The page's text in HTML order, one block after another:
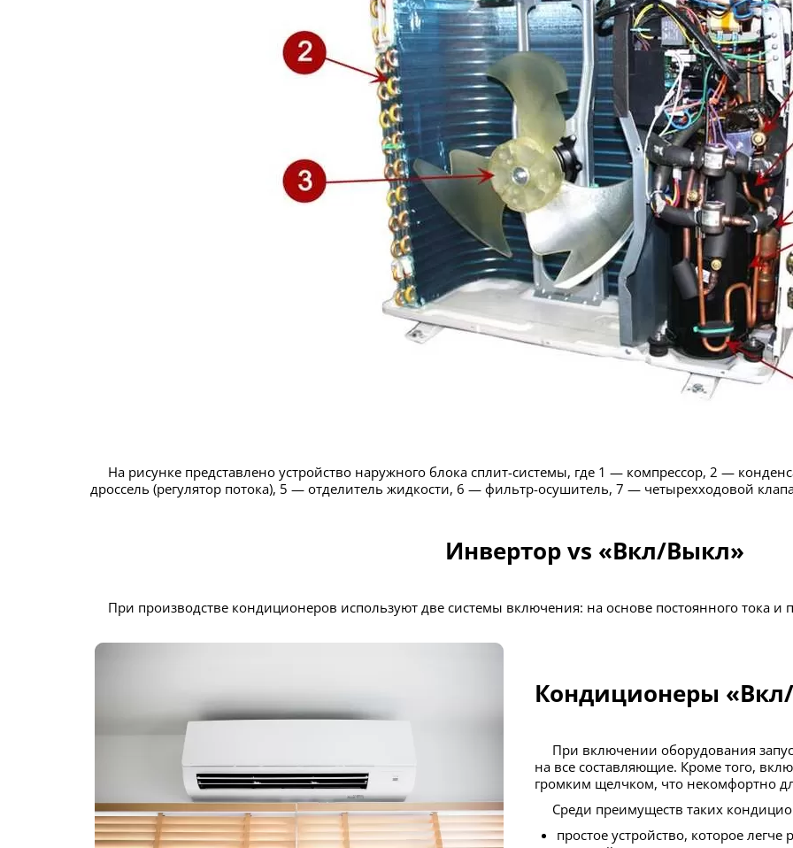
На рисунке представлено устройство наружного блока сплит-системы, где 1 — компрессор, 2 — конденсатор/теплообменник, 3 — вентилятор, 4 —
дроссель (регулятор потока), 5 — отделитель жидкости, 6 — фильтр-осушитель, 7 — четырехходовой
Инвертор vs «Вкл/Выкл»
При производстве кондиционеров используют две системы включения: на основе постоянного тока и
Кондиционеры
При включении оборудования запускают всю систему. Это оказывает напряжение
на все составляющие. Кроме того,
громким щелчком, что некомфортно
Среди преимуществ таких
простое устройство, которое легче